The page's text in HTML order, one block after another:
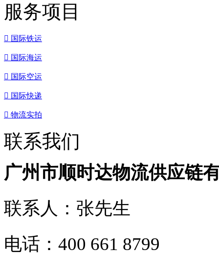
服务项目
 国际铁运
 国际海运
 国际空运
 国际快递
 物流实拍
联系我们
广州市顺时达物流供应链
联系人：张先生
电话：400 661 8799